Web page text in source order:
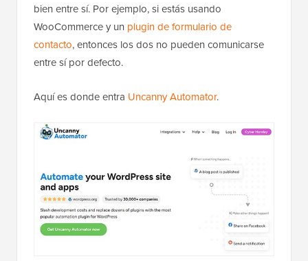
bien entre sí. Por ejemplo, si estás usando
WooCommerce y un plugin de formulario de
contacto, entonces los dos no pueden comunicarse
entre sí por defecto.
Aquí es donde entra Uncanny Automator.